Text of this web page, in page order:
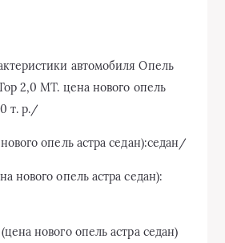
автомобиля Опель
2,0 MT. цена нового опель
т. р./
опель астра седан):седан/
нового опель астра седан):
нового опель астра седан)